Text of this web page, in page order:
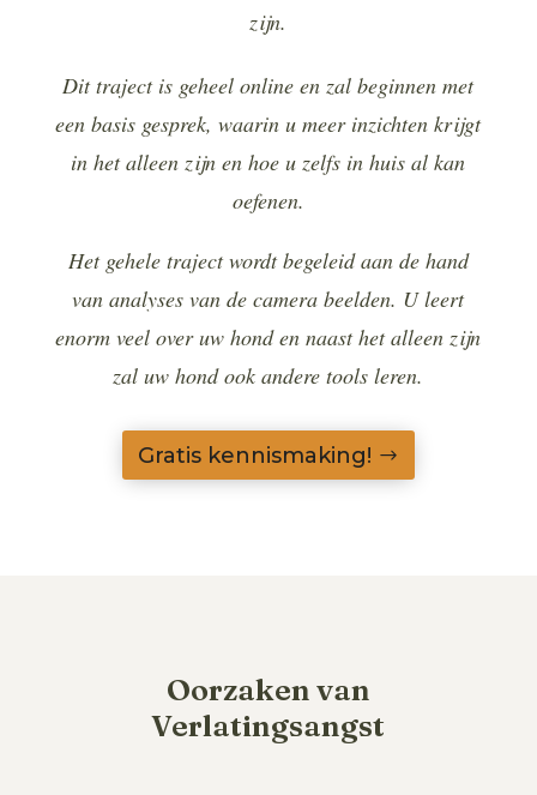
zijn.
Dit traject is geheel online en zal beginnen met
een basis gesprek, waarin u meer inzichten krijgt
in het alleen zijn en hoe u zelfs in huis al kan
oefenen.
Het gehele traject wordt begeleid aan de hand
van analyses van de camera beelden. U leert
enorm veel over uw hond en naast het alleen zijn
zal uw hond ook andere tools leren.
Gratis kennismaking!
Oorzaken van
Verlatingsangst